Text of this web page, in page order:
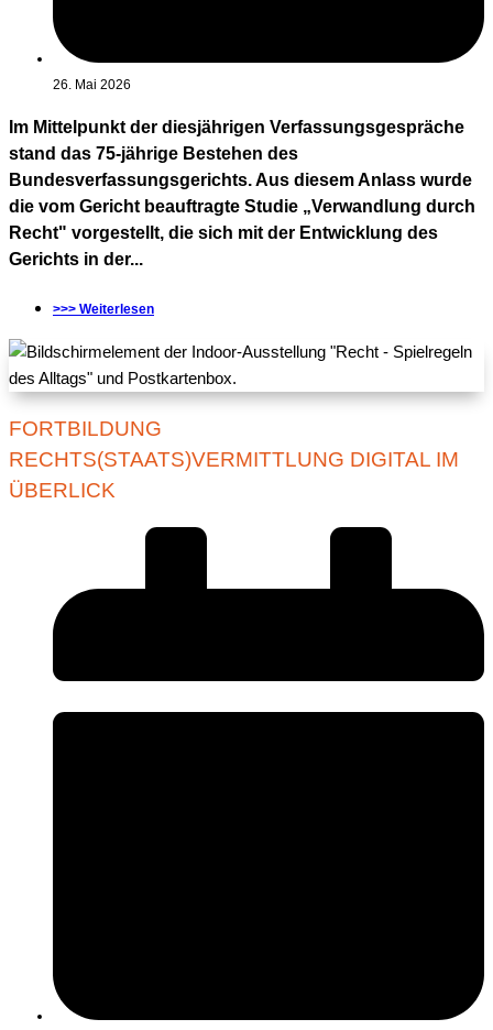
26. Mai 2026
Im Mittelpunkt der diesjährigen Verfassungsgespräche
stand das 75-jährige Bestehen des
Bundesverfassungsgerichts. Aus diesem Anlass wurde
die vom Gericht beauftragte Studie „Verwandlung durch
Recht" vorgestellt, die sich mit der Entwicklung des
Gerichts in der...
>>> Weiterlesen
FORTBILDUNG
RECHTS(STAATS)VERMITTLUNG DIGITAL IM
ÜBERLICK